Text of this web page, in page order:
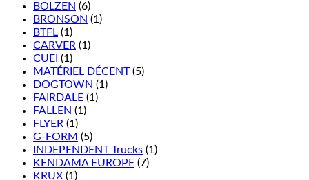
BOLZEN (6)
BRONSON (1)
BTFL (1)
CARVER (1)
CUEI (1)
MATÉRIEL DÉCENT (5)
DOGTOWN (1)
FAIRDALE (1)
FALLEN (1)
FLYER (1)
G-FORM (5)
INDEPENDENT Trucks (1)
KENDAMA EUROPE (7)
KRUX (1)